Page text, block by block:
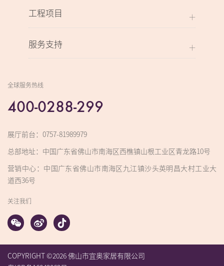
工程项目
服务支持
全球服务热线
400-0288-299
展厅前台：0757-81989979
总部地址：中国广东省佛山市南海区西樵镇山根工业区青龙路10号
营销中心：中国广东省佛山市南海区九江镇沙头英明昌大村工业大
道西36号
关注我们
COPYRIGHT ©2026 佛山市宜奥家居有限公司